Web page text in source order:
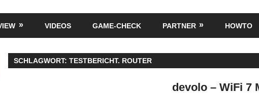
VIDEOS GAME-CHECK PARTNER HOWTO
SCHLAGWORT:TESTBERICHT. ROUTER
devolo – WiFi 7